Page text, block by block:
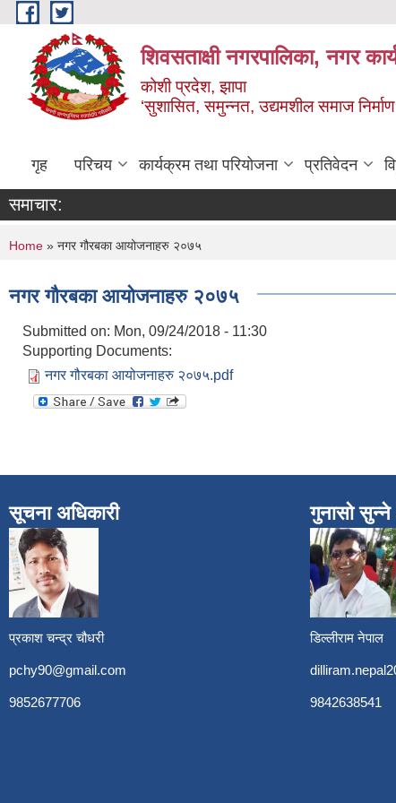
Skip to main content
शिवसताक्षी नगरपालिका, नगर
कोशी प्रदेश, झापा
‘सुशासित, समुन्‍नत, उद्यमशील समाज
गृह परिचय कार्यक्रम तथा परियोजना प्रतिवेदन
समाचार:
You are here
Home » नगर गौरबका आयोजनाहरु २०७५
नगर गौरबका आयोजनाहरु २०७५
Submitted on: Mon, 09/24/2018 - 11:30
Supporting Documents:
नगर गौरबका आयोजनाहरु २०७५.pdf
सूचना अधिकारी
प्रकाश चन्द्र चौधरी
pchy90@gmail.com
9852677706
गुनासो सुन्ने
डिल्लीराम नेपाल
9842638541